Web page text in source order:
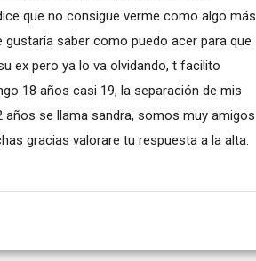
que no consigue verme como algo más
saber como puedo acer para que
ex pero ya lo va olvidando, t facilito
18 años casi 19, la separación de mis
se llama sandra, somos muy amigos
gracias valorare tu respuesta a la alta: